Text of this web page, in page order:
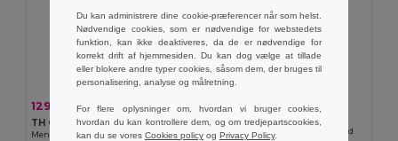
129,42 kr181,22 kr -29%
TH Clothes 30157
Men's short-sleeved oxford shirt
61,76 kr
TH Clothes 11167
kortærmet herre polo i bomuld . Hvid
Du kan administrere dine cookie-præferencer når som helst.
Nødvendige cookies, som er nødvendige for webstedets
funktion, kan ikke deaktiveres, da de er nødvendige for
korrekt drift af hjemmesiden. Du kan dog vælge at tillade
eller blokere andre typer cookies, såsom dem, der bruges til
personalisering, analyse og målretning.
For flere oplysninger om, hvordan vi bruger cookies,
hvordan du kan kontrollere dem, og om tredjepartscookies,
kan du se vores Cookies policy og Privacy Policy.